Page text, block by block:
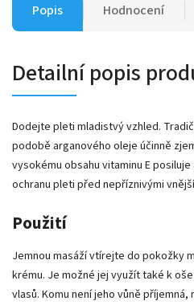
Popis Hodnocení
Detailní popis
Dodejte pleti mladistvý vzhled.
podobě arganového oleje účinně
vysokému obsahu vitaminu E
ochranu pleti před nepříznivými
Použití
Jemnou masáží vtírejte do pokožky
krému. Je možné jej využít také k
vlasů. Komu není jeho vůně